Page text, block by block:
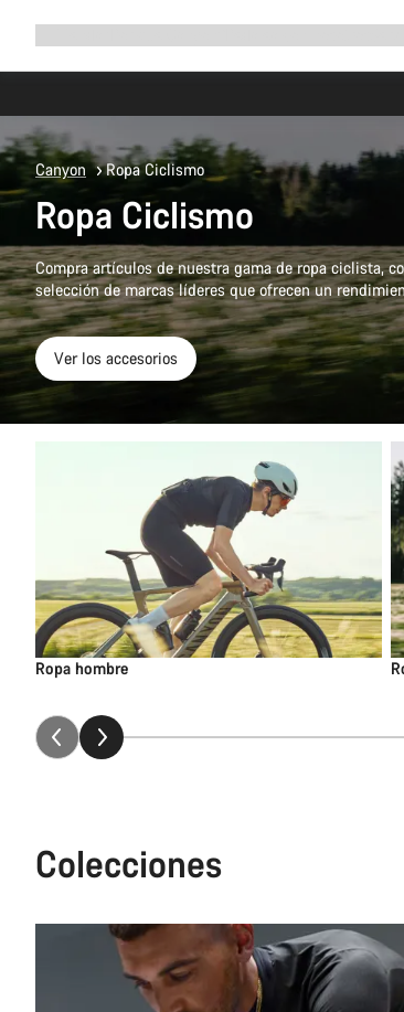
Canyon Ropa Ciclismo
Ropa Ciclismo
Compra artículos de nuestra gama de ropa ciclista,
selección de marcas líderes que ofrecen un
Ver los accesorios
Ropa hombre
Colecciones